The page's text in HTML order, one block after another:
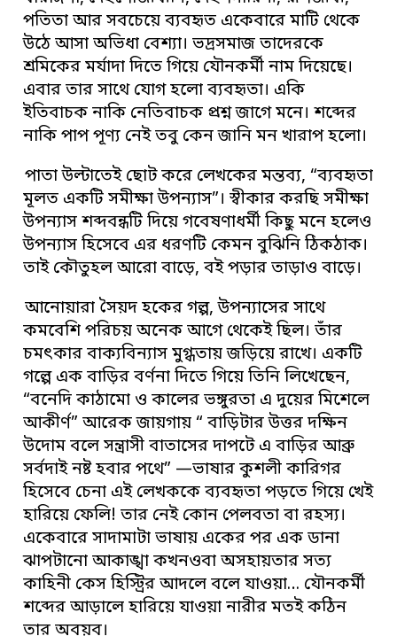
পতিতা আর সবচেয়ে ব্যবহৃত একেবারে মাটি থেকে
উঠে আসা অভিধা বেশ্যা। ভদ্রসমাজ তাদেরকে
শ্রমিকের মর্যাদা দিতে গিয়ে যৌনকর্মী নাম দিয়েছে।
এবার তার সাথে যোগ হলো ব্যবহৃতা। একি
ইতিবাচক নাকি নেতিবাচক প্রশ্ন জাগে মনে। শব্দের
নাকি পাপ পূণ্য নেই তবু কেন জানি মন খারাপ হলো।
পাতা উল্টাতেই ছোট করে লেখকের মন্তব্য, “ব্যবহৃতা
মূলত একটি সমীক্ষা উপন্যাস”। স্বীকার করছি সমীক্ষা
উপন্যাস শব্দবন্ধটি দিয়ে গবেষণাধর্মী কিছু মনে হলেও
উপন্যাস হিসেবে এর ধরণটি কেমন বুঝিনি ঠিকঠাক।
তাই কৌতুহল আরো বাড়ে, বই পড়ার তাড়াও বাড়ে।
আনোয়ারা সৈয়দ হকের গল্প, উপন্যাসের সাথে
কমবেশি পরিচয় অনেক আগে থেকেই ছিল। তাঁর
চমৎকার বাক্যবিন্যাস মুগ্ধতায় জড়িয়ে রাখে। একটি
গল্পে এক বাড়ির বর্ণনা দিতে গিয়ে তিনি লিখেছেন,
“বনেদি কাঠামো ও কালের ভঙ্গুরতা এ দুয়ের মিশেলে
আকীর্ণ” আরেক জায়গায় “ বাড়িটার উত্তর দক্ষিন
উদোম বলে সন্ত্রাসী বাতাসের দাপটে এ বাড়ির আব্রু
সর্বদাই নষ্ট হবার পথে” —ভাষার কুশলী কারিগর
হিসেবে চেনা এই লেখককে ব্যবহৃতা পড়তে গিয়ে খেই
হারিয়ে ফেলি! তার নেই কোন পেলবতা বা রহস্য।
একেবারে সাদামাটা ভাষায় একের পর এক ডানা
ঝাপটানো আকাঙ্খা কখনওবা অসহায়তার সত্য
কাহিনী কেস হিস্ট্রির আদলে বলে যাওয়া… যৌনকর্মী
শব্দের আড়ালে হারিয়ে যাওয়া নারীর মতই কঠিন
তার অবয়ব।